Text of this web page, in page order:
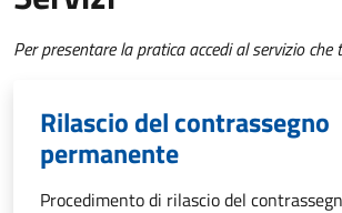
Per presentare la pratica accedi al servizio che
Rilascio del contrassegno
permanente
Procedimento di rilascio del